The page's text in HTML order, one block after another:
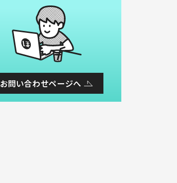
お問い合わせページへ